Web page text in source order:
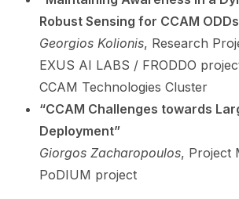
Robust Sensing for CCAM
Georgios Kolionis, Research
EXUS AI LABS / FRODDO
CCAM Technologies Cluster
“CCAM Challenges towards
Deployment”
Giorgos Zacharopoulos, Project
PoDIUM project